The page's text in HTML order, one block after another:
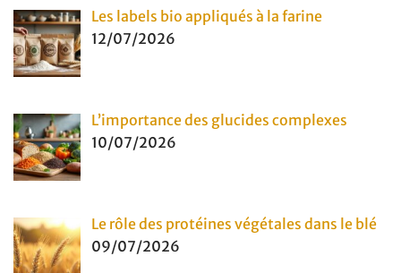
Les labels bio appliqués à la farine
12/07/2026
L’importance des glucides complexes
10/07/2026
Le rôle des protéines végétales dans le blé
09/07/2026